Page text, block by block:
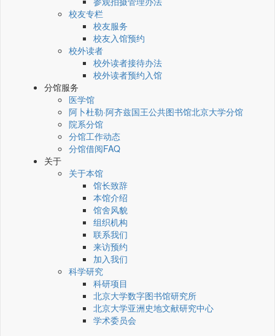
校友专栏
校友服务
校友入馆预约
校外读者
校外读者接待办法
校外读者预约入馆
分馆服务
医学馆
阿卜杜勒·阿齐兹国王公共图书馆北京大学分馆
院系分馆
分馆工作动态
分馆借阅FAQ
关于
关于本馆
馆长致辞
本馆介绍
馆舍风貌
组织机构
联系我们
来访预约
加入我们
科学研究
科研项目
北京大学数字图书馆研究所
北京大学亚洲史地文献研究中心
学术委员会